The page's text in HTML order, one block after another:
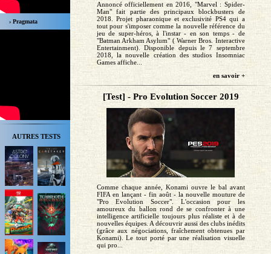
› Pragmata
AUTRES TESTS
Annoncé officiellement en 2016, "Marvel : Spider-
Man" fait partie des principaux blockbusters de
2018. Projet pharaonique et exclusivité PS4 qui a
tout pour s'imposer comme la nouvelle référence du
jeu de super-héros, à l'instar - en son temps - de
"Batman Arkham Asylum" ( Warner Bros. Interactive
Entertainment). Disponible depuis le 7 septembre
2018, la nouvelle création des studios Insomniac
Games affiche...
en savoir +
[Test] - Pro Evolution Soccer 2019
Comme chaque année, Konami ouvre le bal avant
FIFA en lançant - fin août - la nouvelle mouture de
"Pro Evolution Soccer". L'occasion pour les
amoureux du ballon rond de se confronter à une
intelligence artificielle toujours plus réaliste et à de
nouvelles équipes. A découvrir aussi des clubs inédits
(grâce aux négociations, fraîchement obtenues par
Konami). Le tout porté par une réalisation visuelle
qui pro...